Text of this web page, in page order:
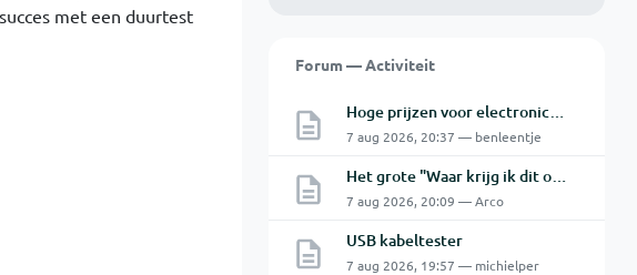
Forum — Activiteit
Hoge prijzen voor electronica hobbyisten
7 aug 2026, 20:37 — benleentje
Het grote "Waar krijg ik dit onderdeel" topic Deel 11
7 aug 2026, 20:09 — Arco
USB kabeltester
7 aug 2026, 19:57 — michielper
met een duurtest